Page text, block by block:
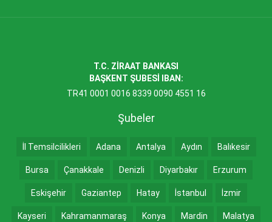
T.C. ZİRAAT BANKASI
BAŞKENT ŞUBESİ IBAN:
TR41 0001 0016 8339 0090 4551 16
Şubeler
İl Temsilcilikleri Adana Antalya Aydın Balıkesir
Bursa Çanakkale Denizli Diyarbakır Erzurum
Eskişehir Gaziantep Hatay İstanbul İzmir
Kayseri Kahramanmaraş Konya Mardin Malatya